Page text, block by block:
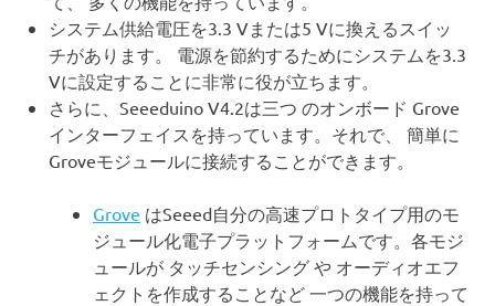
システム供給電圧を3.3 Vまたは5 Vに換えるスイッ
チがあります。 電源を節約するためにシステムを3.3
Vに設定することに非常に役が立ちます。
さらに、Seeeduino V4.2は三つ のオンボード Grove
インターフェイスを持っています。それで、 簡単に
Groveモジュールに接続することができます。
Grove はSeeed自分の高速プロトタイプ用のモ
ジュール化電子プラットフォームです。各モジ
ュールが タッチセンシング や オーディオエフ
ェクトを作成することなど 一つの機能を持って